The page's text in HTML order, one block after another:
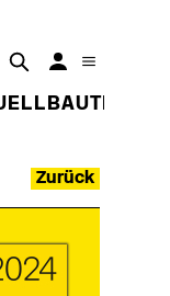
BAUTEN
Zurück